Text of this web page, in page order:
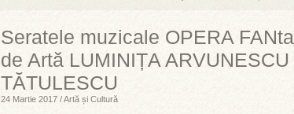
Seratele muzicale OPERA
de Artă LUMINIȚA
TĂTULESCU
24 Martie 2017 / Artă și Cultură